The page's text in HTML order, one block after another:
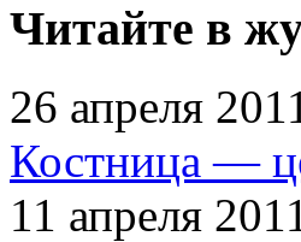
Читайте в
26 апреля
Костница —
11 апреля